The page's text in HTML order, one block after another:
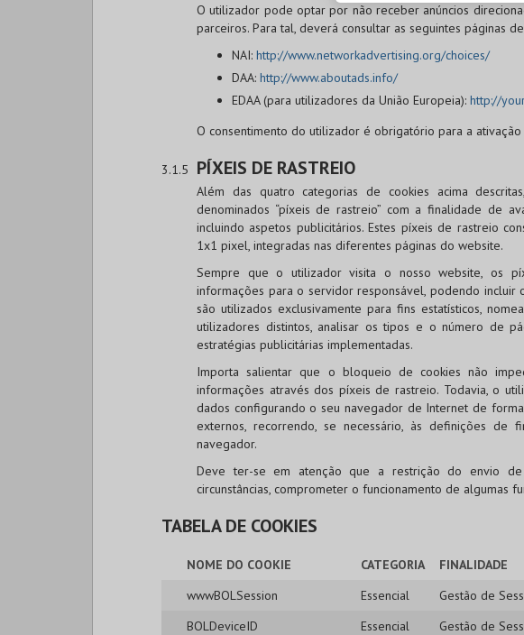
O utilizador pode optar por não receber anúncios
parceiros. Para tal, deverá consultar as seguintes páginas
NAI: http://www.networkadvertising.org/choices/
DAA: http://www.aboutads.info/
EDAA (para utilizadores da União Europeia): http://
O consentimento do utilizador é obrigatório para a
PÍXEIS DE RASTREIO
Além das quatro categorias de cookies acima
denominados “píxeis de rastreio” com a finalidade de
incluindo aspetos publicitários. Estes píxeis de rastreio
1x1 pixel, integradas nas diferentes páginas do website.
Sempre que o utilizador visita o nosso website, os
informações para o servidor responsável, podendo incluir
são utilizados exclusivamente para fins estatísticos,
utilizadores distintos, analisar os tipos e o número de
estratégias publicitárias implementadas.
Importa salientar que o bloqueio de cookies não
informações através dos píxeis de rastreio. Todavia, o
dados configurando o seu navegador de Internet de
externos, recorrendo, se necessário, às definições de
navegador.
Deve ter-se em atenção que a restrição do envio de
circunstâncias, comprometer o funcionamento de algumas
TABELA DE COOKIES
NOME DO COOKIE CATEGORIA FINALIDADE
wwwBOLSession
Essencial Gestão de
BOLDeviceID
Essencial Gestão de